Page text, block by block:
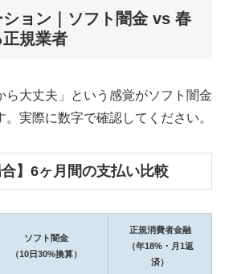
ョン｜ソフト闇金 vs 春
正規業者
ら大丈夫」という感覚がソフト闇金
実際に数字で確認してください。
合】6ヶ月間の支払い比較
ソフト闇金
（10日30%換算）
正規消費者金融
（年18%・月1返
済）